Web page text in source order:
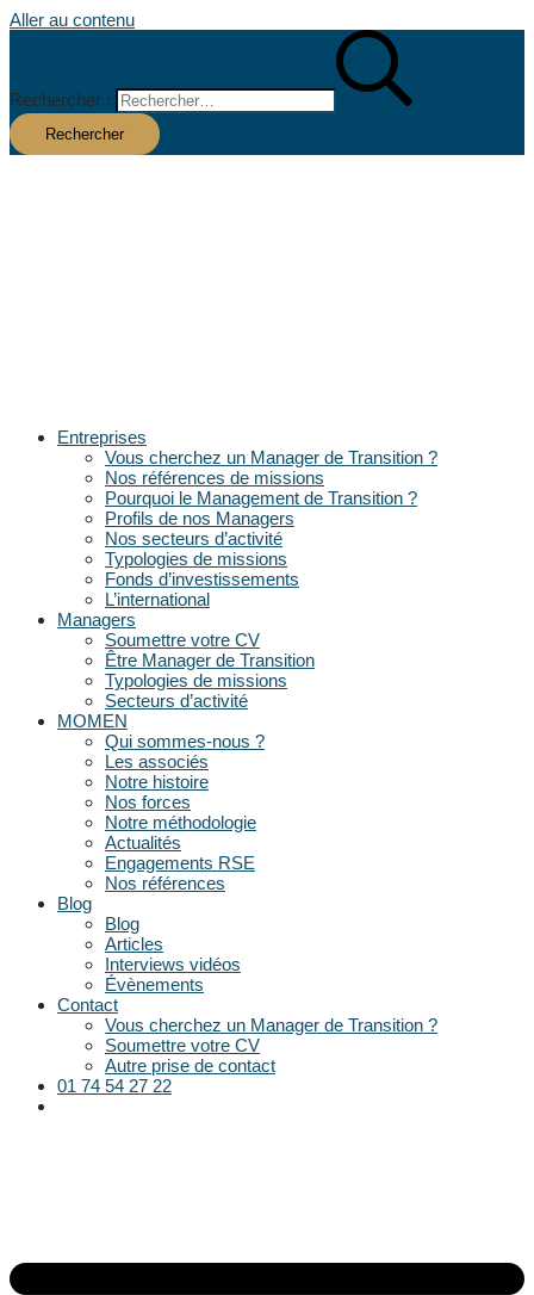
Aller au contenu
Rechercher :
Entreprises
Vous cherchez un Manager de Transition ?
Nos références de missions
Pourquoi le Management de Transition ?
Profils de nos Managers
Nos secteurs d’activité
Typologies de missions
Fonds d’investissements
L’international
Managers
Soumettre votre CV
Être Manager de Transition
Typologies de missions
Secteurs d’activité
MOMEN
Qui sommes-nous ?
Les associés
Notre histoire
Nos forces
Notre méthodologie
Actualités
Engagements RSE
Nos références
Blog
Blog
Articles
Interviews vidéos
Évènements
Contact
Vous cherchez un Manager de Transition ?
Soumettre votre CV
Autre prise de contact
01 74 54 27 22